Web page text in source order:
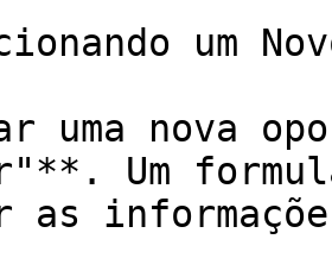
um
uma nova
Um
as